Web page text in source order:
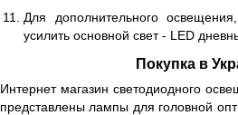
Для дополнительного
усилить основной свет - LED
Покупка в
Интернет магазин светодиодного
представлены лампы для головной